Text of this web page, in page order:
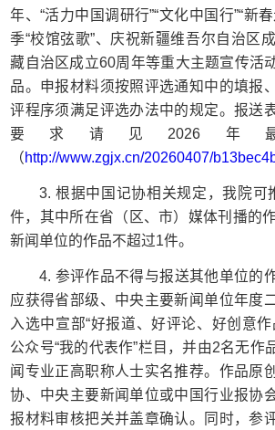
年、“活力中国调研行”“文化中国行”“新
季“校馆弦歌”、庆祝新疆维吾尔自治区
藏自治区成立60周年等重大主题宣传活
品。申报材料须按照评选通知中的填报
评程序须满足评选办法中的规定。报送
要求请见 2026 年
（http://www.zgjx.cn/20260407/
3. 根据中国记协相关规定，我院可
件，其中所在省（区、市）媒体刊播的
新闻单位的作品不超过1件。
4. 参评作品不得与报送其他单位的
应获得省部级、中央主要新闻单位年度
入选中宣部“好报道、好评论、好创意
公众号“我的代表作”栏目，并由2名无作
闻专业正高职称人士实名推荐。作品原
协、中央主要新闻单位或中国行业报协
报材料审核把关并盖章确认。同时，参